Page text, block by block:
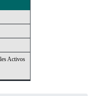
Activos